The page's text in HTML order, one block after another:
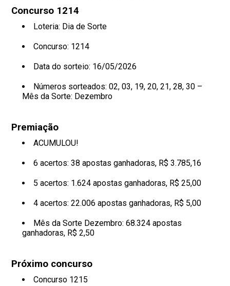
Concurso 1214
Loteria: Dia de Sorte
Concurso: 1214
Data do sorteio: 16/05/2026
Números sorteados: 02, 03, 19, 20, 21, 28, 30 –
Mês da Sorte: Dezembro
Premiação
ACUMULOU!
6 acertos: 38 apostas ganhadoras, R$ 3.785,16
5 acertos: 1.624 apostas ganhadoras, R$ 25,00
4 acertos: 22.006 apostas ganhadoras, R$ 5,00
Mês da Sorte Dezembro: 68.324 apostas
ganhadoras, R$ 2,50
Próximo concurso
Concurso 1215